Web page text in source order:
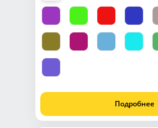
Подробнее